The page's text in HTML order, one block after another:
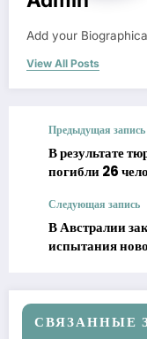
Add your
View All Posts
Предыдущая запись
В результате
погибли 26
Следующая запись
В Австралии
испытания
СВЯЗАННЫЕ